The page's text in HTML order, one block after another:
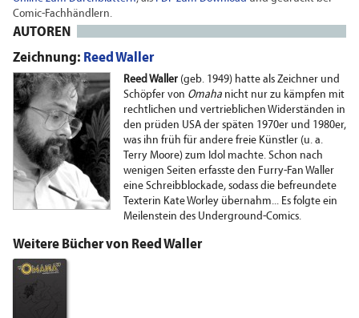
Comic-Fachhändlern.
AUTOREN
Zeichnung: Reed Waller
Reed Waller (geb. 1949) hatte als Zeichner und
Schöpfer von Omaha nicht nur zu kämpfen mit
rechtlichen und vertrieblichen Widerständen in
den prüden USA der späten 1970er und 1980er,
was ihn früh für andere freie Künstler (u. a.
Terry Moore) zum Idol machte. Schon nach
wenigen Seiten erfasste den Furry-Fan Waller
eine Schreibblockade, sodass die befreundete
Texterin Kate Worley übernahm... Es folgte ein
Meilenstein des Underground-Comics.
Weitere Bücher von Reed Waller